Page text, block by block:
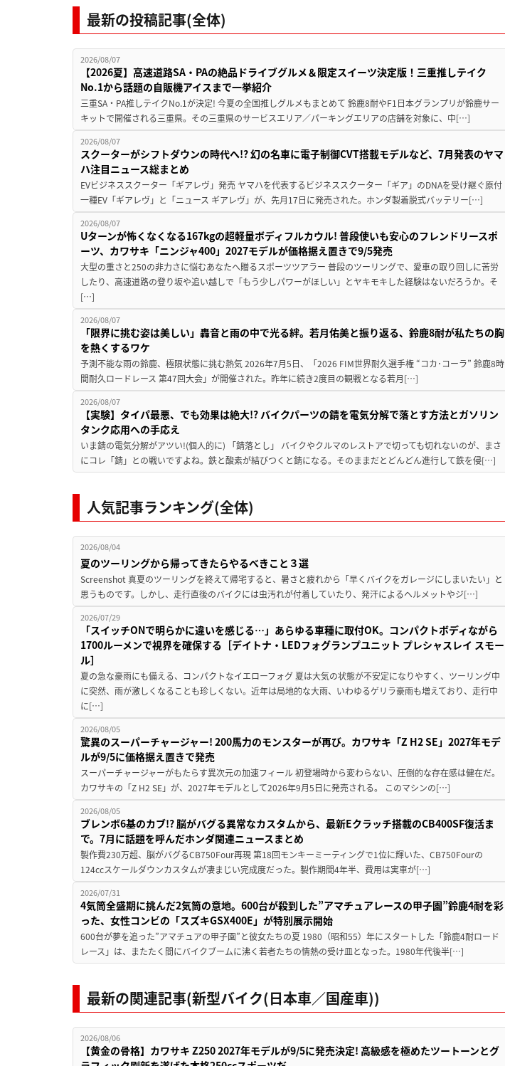
最新の投稿記事(全体)
2026/08/07
【2026夏】高速道路SA・PAの絶品ドライブグルメ＆限定スイーツ決定版！三重推しテイク
No.1から話題の自販機アイスまで一挙紹介
三重SA・PA推しテイクNo.1が決定! 今夏の全国推しグルメもまとめて 鈴鹿8耐やF1日本グランプリが鈴鹿サー
キットで開催される三重県。その三重県のサービスエリア／パーキングエリアの店舗を対象に、中[…]
2026/08/07
スクーターがシフトダウンの時代へ!? 幻の名車に電子制御CVT搭載モデルなど、7月発表のヤマ
ハ注目ニュース総まとめ
EVビジネススクーター「ギアレヴ」発売 ヤマハを代表するビジネススクーター「ギア」のDNAを受け継ぐ原付
一種EV「ギアレヴ」と「ニュース ギアレヴ」が、先月17日に発売された。ホンダ製着脱式バッテリー[…]
2026/08/07
Uターンが怖くなくなる167kgの超軽量ボディフルカウル! 普段使いも安心のフレンドリースポ
ーツ、カワサキ「ニンジャ400」2027モデルが価格据え置きで9/5発売
大型の重さと250の非力さに悩むあなたへ贈るスポーツツアラー 普段のツーリングで、愛車の取り回しに苦労
したり、高速道路の登り坂や追い越しで「もう少しパワーがほしい」とヤキモキした経験はないだろうか。そ
[…]
2026/08/07
「限界に挑む姿は美しい」轟音と雨の中で光る絆。若月佑美と振り返る、鈴鹿8耐が私たちの胸
を熱くするワケ
予測不能な雨の鈴鹿、極限状態に挑む熱気 2026年7月5日、「2026 FIM世界耐久選手権 “コカ･コーラ” 鈴鹿8時
間耐久ロードレース 第47回大会」が開催された。昨年に続き2度目の観戦となる若月[…]
2026/08/07
【実験】タイパ最悪、でも効果は絶大!? バイクパーツの錆を電気分解で落とす方法とガソリン
タンク応用への手応え
いま錆の電気分解がアツい!(個人的に) 「錆落とし」 バイクやクルマのレストアで切っても切れないのが、まさ
にコレ「錆」との戦いですよね。鉄と酸素が結びつくと錆になる。そのままだとどんどん進行して鉄を侵[…]
人気記事ランキング(全体)
2026/08/04
夏のツーリングから帰ってきたらやるべきこと３選
Screenshot 真夏のツーリングを終えて帰宅すると、暑さと疲れから「早くバイクをガレージにしまいたい」と
思うものです。しかし、走行直後のバイクには虫汚れが付着していたり、発汗によるヘルメットやジ[…]
2026/07/29
「スイッチONで明らかに違いを感じる…」あらゆる車種に取付OK。コンパクトボディながら
1700ルーメンで視界を確保する［デイトナ・LEDフォグランプユニット プレシャスレイ スモー
ル］
夏の急な豪雨にも備える、コンパクトなイエローフォグ 夏は大気の状態が不安定になりやすく、ツーリング中
に突然、雨が激しくなることも珍しくない。近年は局地的な大雨、いわゆるゲリラ豪雨も増えており、走行中
に[…]
2026/08/05
驚異のスーパーチャージャー! 200馬力のモンスターが再び。カワサキ「Z H2 SE」2027年モデ
ルが9/5に価格据え置きで発売
スーパーチャージャーがもたらす異次元の加速フィール 初登場時から変わらない、圧倒的な存在感は健在だ。
カワサキの「Z H2 SE」が、2027年モデルとして2026年9月5日に発売される。 このマシンの[…]
2026/08/05
ブレンボ6基のカブ!? 脳がバグる異常なカスタムから、最新Eクラッチ搭載のCB400SF復活ま
で。7月に話題を呼んだホンダ関連ニュースまとめ
製作費230万超、脳がバグるCB750Four再現 第18回モンキーミーティングで1位に輝いた、CB750Fourの
124ccスケールダウンカスタムが凄まじい完成度だった。製作期間4年半、費用は実車が[…]
2026/07/31
4気筒全盛期に挑んだ2気筒の意地。600台が殺到した”アマチュアレースの甲子園”鈴鹿4耐を彩
った、女性コンビの「スズキGSX400E」が特別展示開始
600台が夢を追った”アマチュアの甲子園”と彼女たちの夏 1980（昭和55）年にスタートした「鈴鹿4耐ロード
レース」は、またたく間にバイクブームに沸く若者たちの情熱の受け皿となった。1980年代後半[…]
最新の関連記事(新型バイク(日本車／国産車))
2026/08/06
【黄金の骨格】カワサキ Z250 2027年モデルが9/5に発売決定! 高級感を極めたツートーンとグ